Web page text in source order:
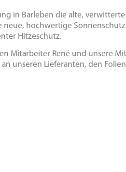
in Barleben die alte,
neue, hochwertige
Hitzeschutz.
Mitarbeiter René und unsere
unseren Lieferanten, den